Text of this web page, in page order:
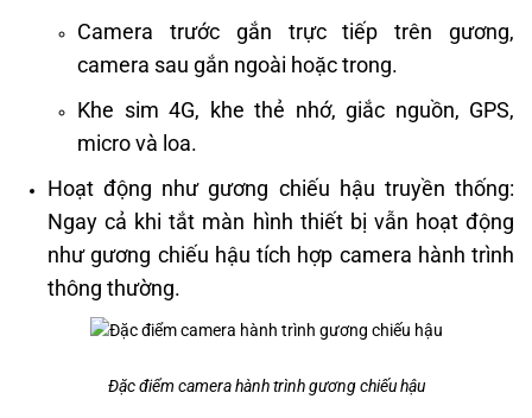
Camera trước gắn trực tiếp trên gương,
camera sau gắn ngoài hoặc trong.
Khe sim 4G, khe thẻ nhớ, giắc nguồn, GPS,
micro và loa.
Hoạt động như gương chiếu hậu truyền thống:
Ngay cả khi tắt màn hình thiết bị vẫn hoạt động
như gương chiếu hậu tích hợp camera hành trình
thông thường.
Đặc điểm camera hành trình gương chiếu hậu